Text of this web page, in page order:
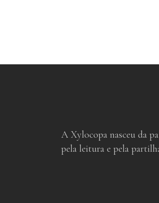
A Xylocopa nasceu da
pela leitura e pela